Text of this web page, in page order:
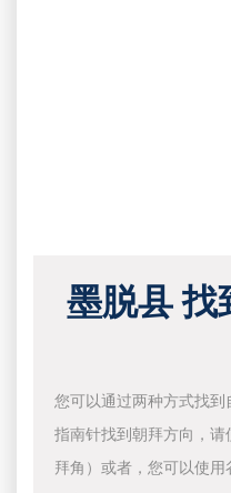
墨脱县 找
您可以通过两种方式找
指南针找到朝拜方向，
拜角）或者，您可以使